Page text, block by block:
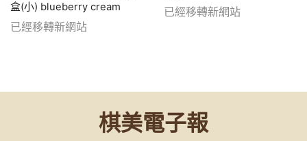
盒(小) blueberry cream
已經移轉新網站
已經移轉新網站
棋美電子報